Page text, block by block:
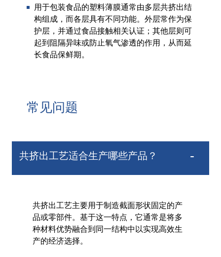
用于包装食品的塑料薄膜通常由多层共挤出结
构组成，而各层具有不同功能。外层常作为保
护层，并通过食品接触相关认证；其他层则可
起到阻隔异味或防止氧气渗透的作用，从而延
长食品保鲜期。
常见问题
共挤出工艺适合生产哪些产品？
共挤出工艺主要用于制造截面形状固定的产
品或零部件。基于这一特点，它通常是将多
种材料优势融合到同一结构中以实现高效生
产的经济选择。